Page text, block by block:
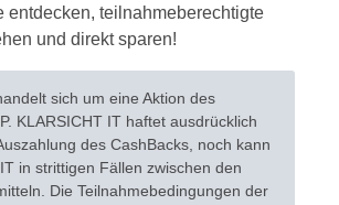
entdecken, teilnahmeberechtigte
und direkt sparen!
sich um eine Aktion des
KLARSICHT IT haftet ausdrücklich
des CashBacks, noch kann
in strittigen Fällen zwischen den
Die Teilnahmebedingungen der